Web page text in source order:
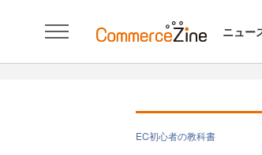
ニュー
EC初心者の教科書